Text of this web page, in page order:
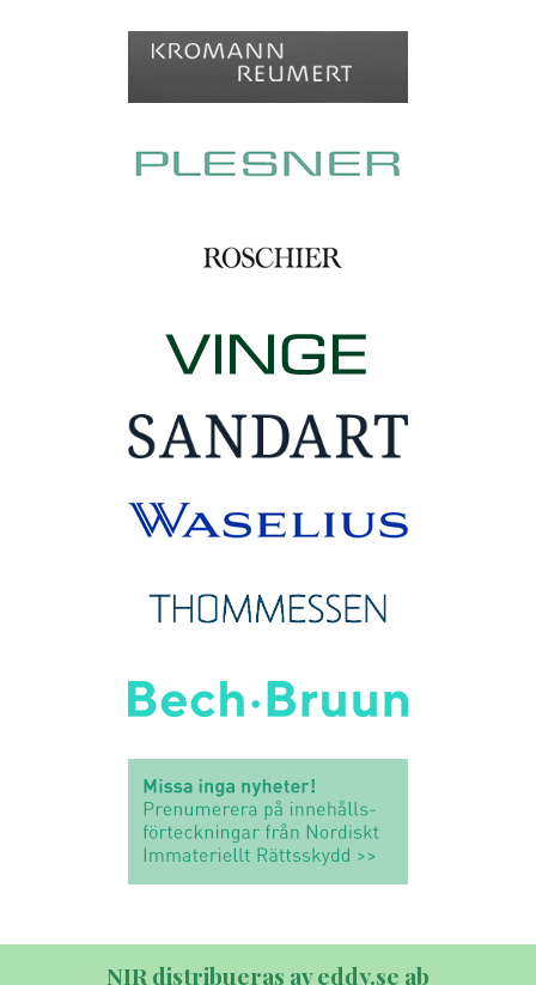
NIR distribueras av eddy.se ab